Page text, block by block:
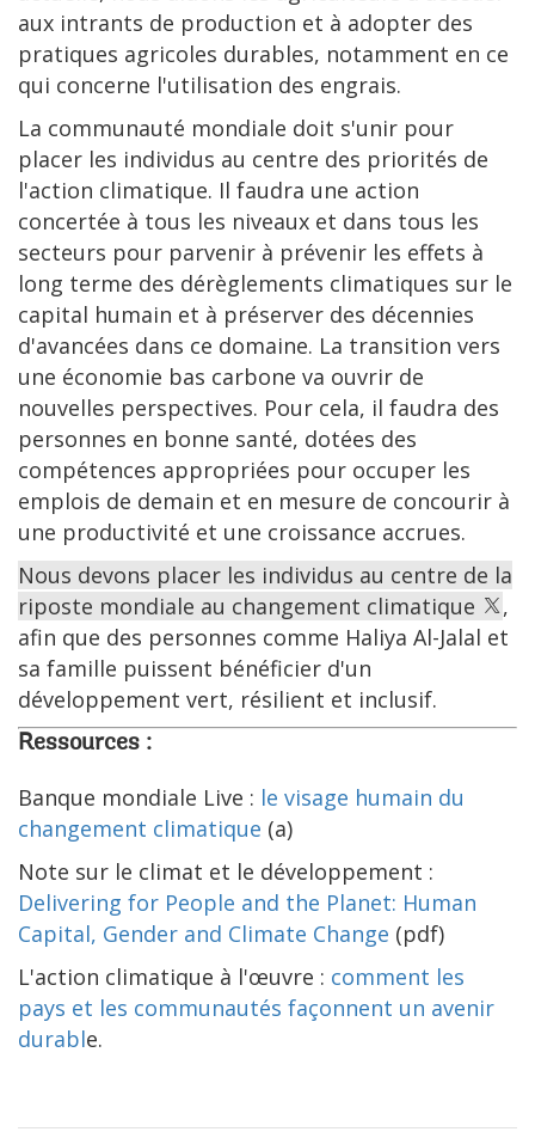
aux intrants de production et à adopter des
pratiques agricoles durables, notamment en ce
qui concerne l'utilisation des engrais.
La communauté mondiale doit s'unir pour
placer les individus au centre des priorités de
l'action climatique. Il faudra une action
concertée à tous les niveaux et dans tous les
secteurs pour parvenir à prévenir les effets à
long terme des dérèglements climatiques sur le
capital humain et à préserver des décennies
d'avancées dans ce domaine. La transition vers
une économie bas carbone va ouvrir de
nouvelles perspectives. Pour cela, il faudra des
personnes en bonne santé, dotées des
compétences appropriées pour occuper les
emplois de demain et en mesure de concourir à
une productivité et une croissance accrues.
Nous devons placer les individus au centre de la
riposte mondiale au changement climatique
,
afin que des personnes comme Haliya Al-Jalal et
sa famille puissent bénéficier d'un
développement vert, résilient et inclusif.
Ressources :
Banque mondiale Live : le visage humain du
changement climatique (a)
Note sur le climat et le développement :
Delivering for People and the Planet: Human
Capital, Gender and Climate Change (pdf)
L'action climatique à l'œuvre : comment les
pays et les communautés façonnent un avenir
durable.